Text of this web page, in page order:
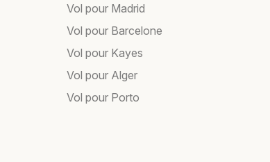
Vol pour Madrid
Vol pour Barcelone
Vol pour Kayes
Vol pour Alger
Vol pour Porto